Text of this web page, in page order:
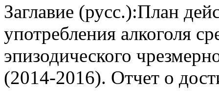
Заглавие (русс.):План
употребления алкоголя
эпизодического
(2014-2016). Отчет о